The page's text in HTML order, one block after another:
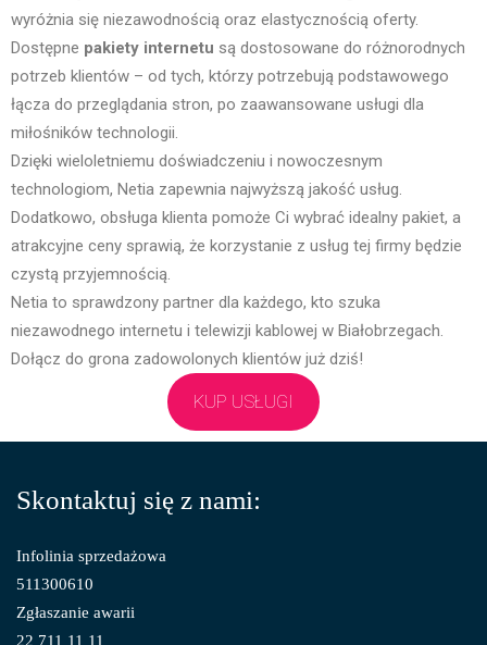
wyróżnia się niezawodnością oraz elastycznością oferty.
Dostępne pakiety internetu są dostosowane do różnorodnych
potrzeb klientów – od tych, którzy potrzebują podstawowego
łącza do przeglądania stron, po zaawansowane usługi dla
miłośników technologii.
Dzięki wieloletniemu doświadczeniu i nowoczesnym
technologiom, Netia zapewnia najwyższą jakość usług.
Dodatkowo, obsługa klienta pomoże Ci wybrać idealny pakiet, a
atrakcyjne ceny sprawią, że korzystanie z usług tej firmy będzie
czystą przyjemnością.
Netia to sprawdzony partner dla każdego, kto szuka
niezawodnego internetu i telewizji kablowej w Białobrzegach.
Dołącz do grona zadowolonych klientów już dziś!
KUP USŁUGI
Skontaktuj się z nami:
Infolinia sprzedażowa
511300610
Zgłaszanie awarii
22 711 11 11